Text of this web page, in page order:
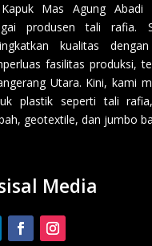
Mas Agung Abadi
produsen tali rafia.
kualitas
fasilitas produksi,
Utara. Kini, kami
plastik seperti tali
geotextile, dan jumbo
Media